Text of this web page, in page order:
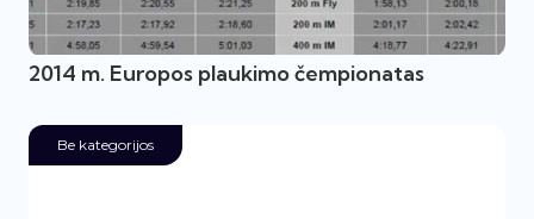
2014 m. Europos plaukimo čempionatas
Be kategorijos